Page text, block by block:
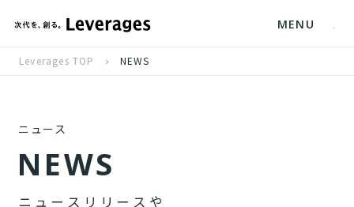
MENU
Leverages TOP NEWS
ニュース
NEWS
ニ ュ ー ス リ リ ー ス や